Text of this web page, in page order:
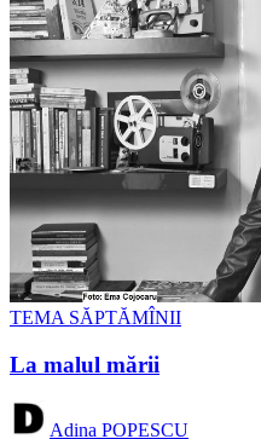
TEMA SĂPTĂMÎNII
La malul mării
Adina POPESCU